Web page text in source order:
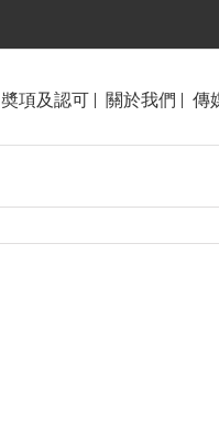
奬項及認可 | 關於我們 | 傳